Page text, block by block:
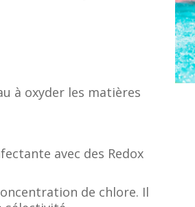
à oxyder les matières
avec des Redox
de chlore. Il